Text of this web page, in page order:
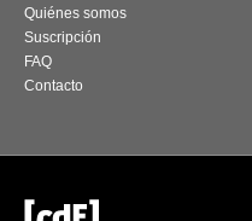
Quiénes somos
Suscripción
FAQ
Contacto